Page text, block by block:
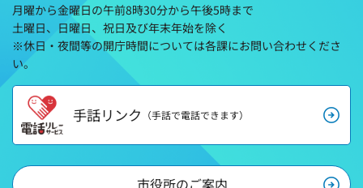
月曜から金曜日の午前8時30分から午後5時まで
土曜日、日曜日、祝日及び年末年始を除く
※休日・夜間等の開庁時間については各課にお問い合わせくださ
い。
手話リンク （手話で電話できます）
市役所のご案内